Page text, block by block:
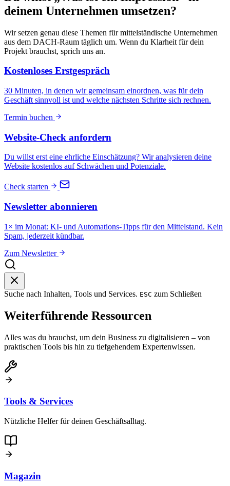
deinem Unternehmen umsetzen?
Wir setzen genau diese Themen für mittelständische Unternehmen
aus dem DACH-Raum täglich um. Wenn du Klarheit für dein
Projekt brauchst, sprich uns an.
Kostenloses Erstgespräch
30 Minuten, in denen wir gemeinsam einordnen, was für dein
Geschäft sinnvoll ist und welche nächsten Schritte sich rechnen.
Termin buchen
Website-Check anfordern
Du willst erst eine ehrliche Einschätzung? Wir analysieren deine
Website kostenlos auf Schwächen und Potenziale.
Check starten
Newsletter abonnieren
1× im Monat: KI- und Automations-Tipps für den Mittelstand. Kein
Spam, jederzeit kündbar.
Zum Newsletter
Suche nach Inhalten, Tools und Services. ESC zum Schließen
Weiterführende Ressourcen
Alles was du brauchst, um dein Business zu digitalisieren – von
praktischen Tools bis hin zu tiefgehendem Expertenwissen.
Tools & Services
Nützliche Helfer für deinen Geschäftsalltag.
Magazin